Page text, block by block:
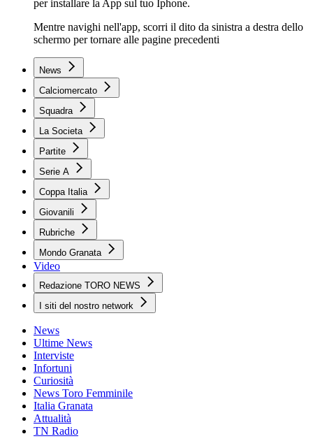
per installare la App sul tuo Iphone.
Mentre navighi nell'app, scorri il dito da sinistra a destra dello
schermo per tornare alle pagine precedenti
News
Calciomercato
Squadra
La Societa
Partite
Serie A
Coppa Italia
Giovanili
Rubriche
Mondo Granata
Video
Redazione TORO NEWS
I siti del nostro network
News
Ultime News
Interviste
Infortuni
Curiosità
News Toro Femminile
Italia Granata
Attualità
TN Radio